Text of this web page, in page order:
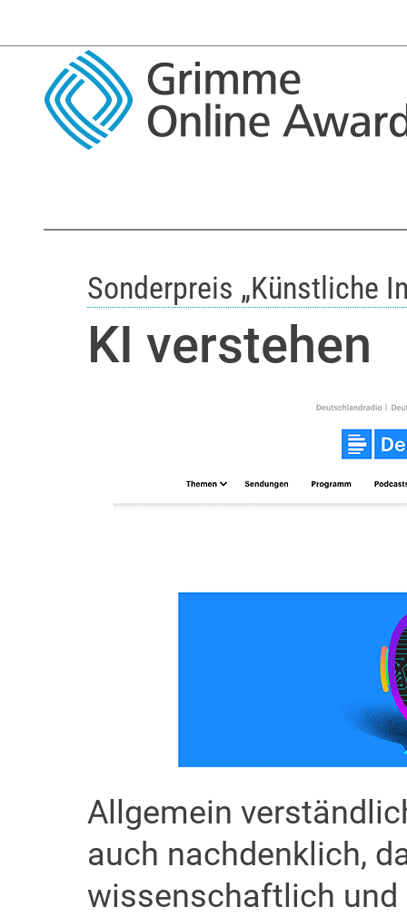
Sonderpreis „Künstliche
KI verstehen
Allgemein
auch nachdenklich,
wissenschaftlich